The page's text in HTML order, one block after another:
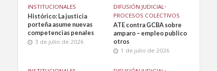
INSTITUCIONALES
Histórico: La justicia
porteña asume nuevas
competencias penales
3 de julio de 2026
DIFUSIÓN JUDICIAL •
PROCESOS COLECTIVOS
ATE contra GCBA sobre
amparo – empleo publico
otros
1 de julio de 2026